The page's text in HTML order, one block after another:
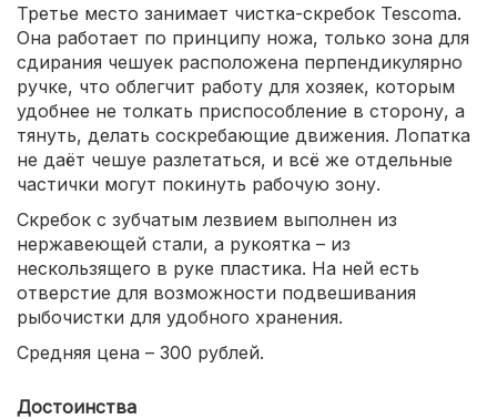
Третье место занимает чистка-скребок Tescoma.
Она работает по принципу ножа, только зона для
сдирания чешуек расположена перпендикулярно
ручке, что облегчит работу для хозяек, которым
удобнее не толкать приспособление в сторону, а
тянуть, делать соскребающие движения. Лопатка
не даёт чешуе разлетаться, и всё же отдельные
частички могут покинуть рабочую зону.
Скребок с зубчатым лезвием выполнен из
нержавеющей стали, а рукоятка – из
нескользящего в руке пластика. На ней есть
отверстие для возможности подвешивания
рыбочистки для удобного хранения.
Средняя цена – 300 рублей.
Достоинства